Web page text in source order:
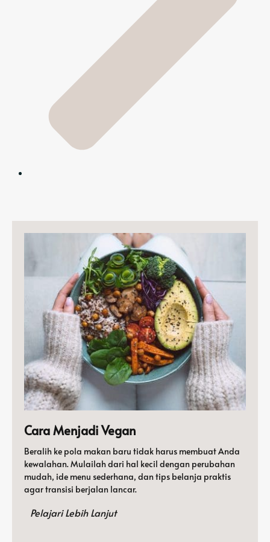
Cara Menjadi Vegan
Beralih ke pola makan baru tidak harus membuat Anda
kewalahan. Mulailah dari hal kecil dengan perubahan
mudah, ide menu sederhana, dan tips belanja praktis
agar transisi berjalan lancar.
Pelajari Lebih Lanjut